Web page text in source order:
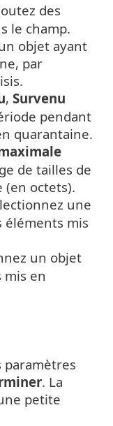
des
le champ.
objet ayant
par
, Survenu
pendant
quarantaine.
de tailles de
(en octets).
une
éléments mis
un objet
mis en
paramètres
. La
petite